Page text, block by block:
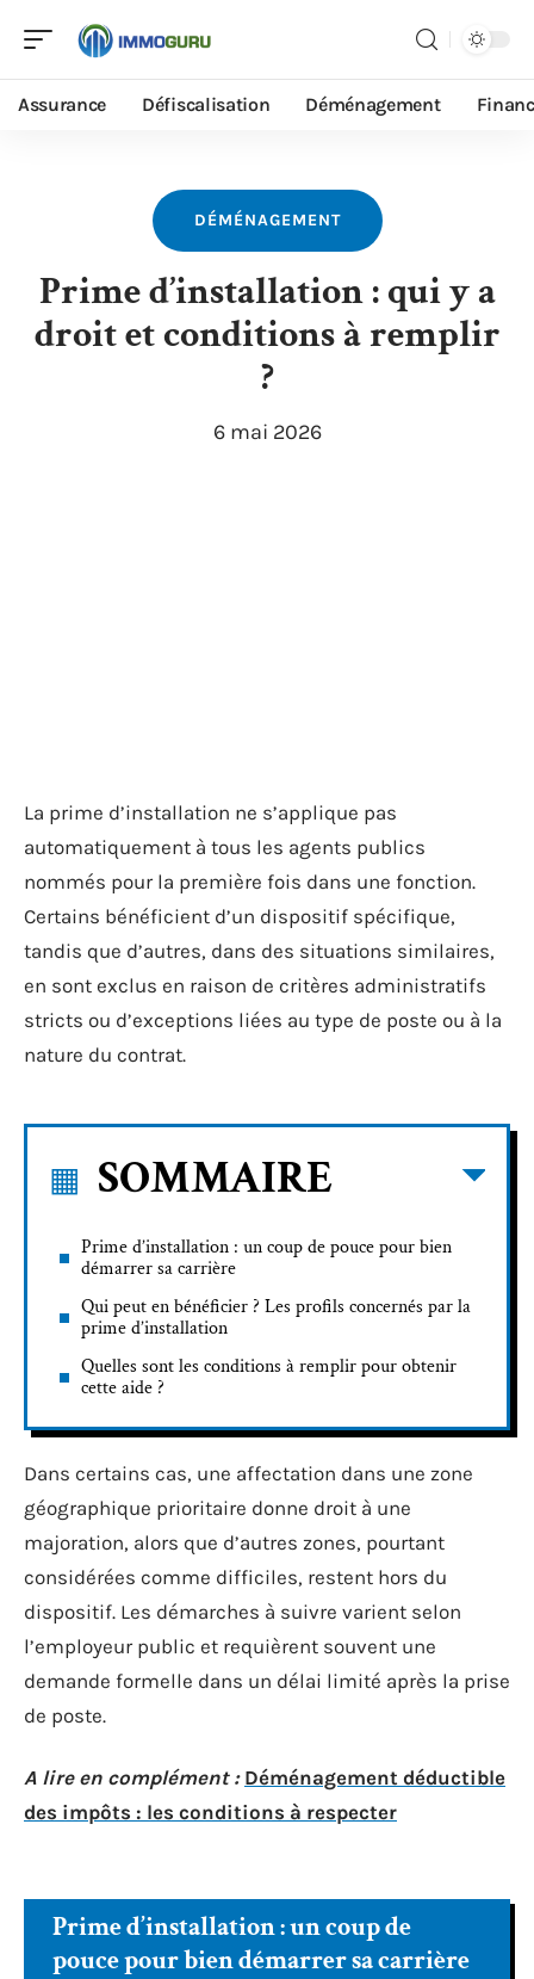
Assurance Défiscalisation Déménagement
DÉMÉNAGEMENT
Prime d’installation : qui y a
droit et conditions à remplir
?
6 mai 2026
La prime d’installation ne s’applique pas
automatiquement à tous les agents publics
nommés pour la première fois dans une fonction.
Certains bénéficient d’un dispositif spécifique,
tandis que d’autres, dans des situations similaires,
en sont exclus en raison de critères administratifs
stricts ou d’exceptions liées au type de poste ou à la
nature du contrat.
SOMMAIRE
Prime d’installation : un coup de pouce pour bien
démarrer sa carrière
Qui peut en bénéficier ? Les profils concernés par la
prime d’installation
Quelles sont les conditions à remplir pour obtenir
cette aide ?
Dans certains cas, une affectation dans une zone
géographique prioritaire donne droit à une
majoration, alors que d’autres zones, pourtant
considérées comme difficiles, restent hors du
dispositif. Les démarches à suivre varient selon
l’employeur public et requièrent souvent une
demande formelle dans un délai limité après la prise
de poste.
A lire en complément : Déménagement déductible
des impôts : les conditions à respecter
Prime d’installation : un coup de
pouce pour bien démarrer sa carrière